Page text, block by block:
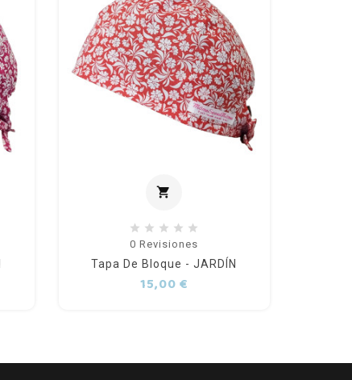
shopping_cart
0 Revisiones
Tapa De Bloque - JARDÍN
15,00 €